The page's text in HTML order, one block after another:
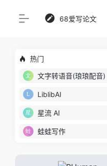
68爱写论文
热门
文字转语音(琅琅配音)
LiblibAI
星流 AI
蛙蛙写作